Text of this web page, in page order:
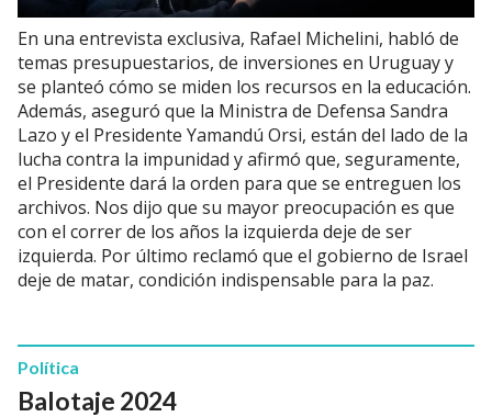
En una entrevista exclusiva, Rafael Michelini, habló de
temas presupuestarios, de inversiones en Uruguay y
se planteó cómo se miden los recursos en la educación.
Además, aseguró que la Ministra de Defensa Sandra
Lazo y el Presidente Yamandú Orsi, están del lado de la
lucha contra la impunidad y afirmó que, seguramente,
el Presidente dará la orden para que se entreguen los
archivos. Nos dijo que su mayor preocupación es que
con el correr de los años la izquierda deje de ser
izquierda. Por último reclamó que el gobierno de Israel
deje de matar, condición indispensable para la paz.
Balotaje 2024
Política